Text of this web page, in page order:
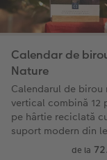
Calendar de
Nature
Calendarul de birou
vertical combină 12
pe hârtie reciclată
suport modern din
de la